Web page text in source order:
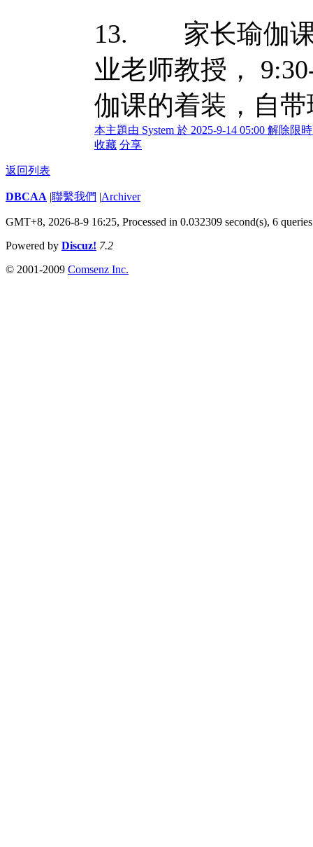
13. 家长瑜伽课
业老师教授，
伽课的着装，自
本主題由 System 於 2025-9-14 05:00 解除限
收藏 分享
返回列表
DBCAA |聯繫我們 |Archiver
GMT+8, 2026-8-9 16:25, Processed in 0.032309 second(s), 6 queries
Powered by Discuz! 7.2
© 2001-2009 Comsenz Inc.